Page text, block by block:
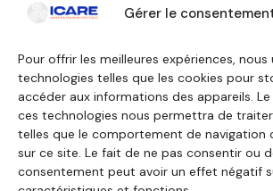
Gérer le
Pour offrir les meilleures expériences, nous
technologies telles que les cookies pour
accéder aux informations des appareils.
ces technologies nous permettra de
telles que le comportement de navigation
sur ce site. Le fait de ne pas consentir ou
consentement peut avoir un effet négatif
Nos formations
Équipage de conduite
Équipage de cabine
Technicien de maintenance
Nous
Pourquoi
Nos